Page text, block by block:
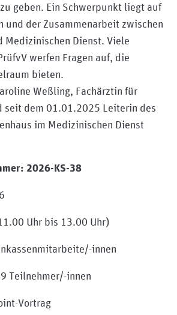
geben. Ein Schwerpunkt liegt auf
und der Zusammenarbeit zwischen
Medizinischen Dienst. Viele
werfen Fragen auf, die
bieten.
Weßling, Fachärztin für
seit dem 01.01.2025 Leiterin des
im Medizinischen Dienst
2026-KS-38
Uhr bis 13.00 Uhr)
innen
Teilnehmer/-innen
Vortrag